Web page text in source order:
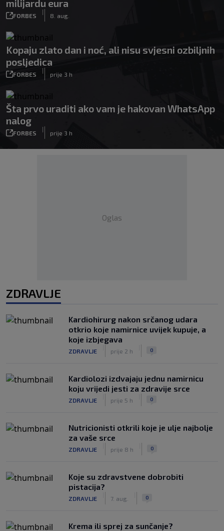
milijardu eura
FORBES
|
8. aug.
Kopaju zlato dan i noć, ali nisu svjesni ozbiljnih
posljedica
FORBES
|
prije 3 h
Šta prvo uraditi ako vam je hakovan WhatsApp
nalog
FORBES
|
prije 3 h
Oglas
ZDRAVLJE
Kardiohirurg nakon srčanog udara
otkrio koje namirnice uvijek kupuje, a
koje izbjegava
ZDRAVLJE prije 2 h 0
Kardiolozi izdvajaju jednu namirnicu
koju vrijedi jesti za zdravije srce
ZDRAVLJE prije 5 h 0
Nutricionisti otkrili koje je ulje najbolje
za vaše srce
ZDRAVLJE prije 8 h 0
Koje su zdravstvene dobrobiti
pistacija?
ZDRAVLJE 7. aug. 0
Krema ili sprej za sunčanje?